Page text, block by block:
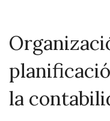
la